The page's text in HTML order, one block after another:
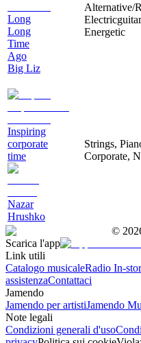
Long
Long
Time
Ago
Big Liz
Alternative/
Energetic
Inspiring
corporate
time
Nazar
Hrushko
Strings,
Corporate,
©
Scarica l'app
Link utili
Catalogo musicaleRadio In-
assistenzaContattaci
Jamendo
Jamendo per artistiJamendo
Note legali
Condizioni generali d'uso